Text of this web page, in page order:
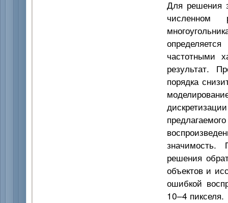
Для решения
численном
частотными
результат.
порядка
решения
объектов и
ошибкой
10–4 пикселя.